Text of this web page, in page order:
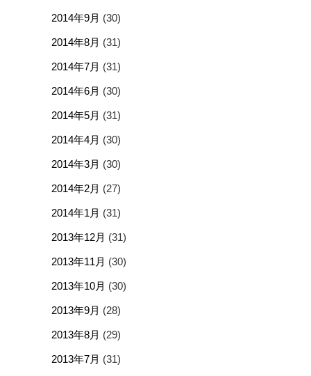
2014年9月 (30)
2014年8月 (31)
2014年7月 (31)
2014年6月 (30)
2014年5月 (31)
2014年4月 (30)
2014年3月 (30)
2014年2月 (27)
2014年1月 (31)
2013年12月 (31)
2013年11月 (30)
2013年10月 (30)
2013年9月 (28)
2013年8月 (29)
2013年7月 (31)